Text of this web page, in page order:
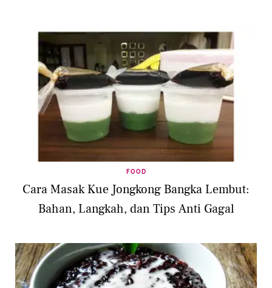
FOOD
Cara Masak Kue Jongkong Bangka Lembut:
Bahan, Langkah, dan Tips Anti Gagal